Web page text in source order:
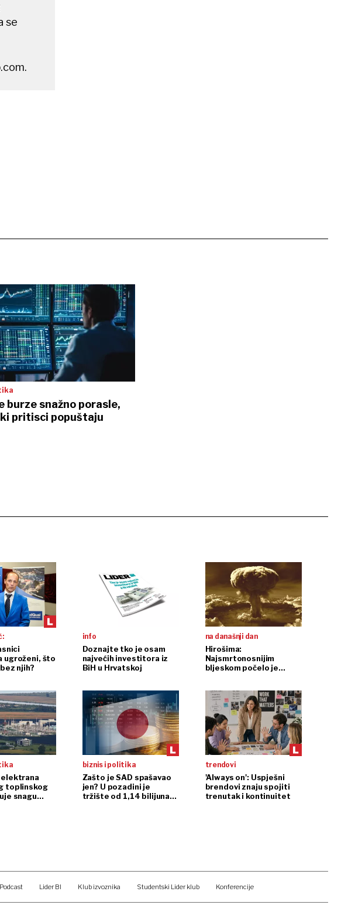
se
.
burze snažno porasle,
pritisci popuštaju
ugroženi, što
njih?
info
Doznajte tko je osam
najvećih investitora iz
BiH u Hrvatskoj
na današnji dan
Hirošima:
Najsmrtonosnijim
bljeskom počelo je
elektrana
toplinskog
snagu
biznis i politika
Zašto je SAD spašavao
jen? U pozadini je
tržište od 1,14 bilijuna
trendovi
'Always on': Uspješni
brendovi znaju spojiti
trenutak i kontinuitet
Podcast Lider BI Klub izvoznika Studentski Lider klub Konferencije